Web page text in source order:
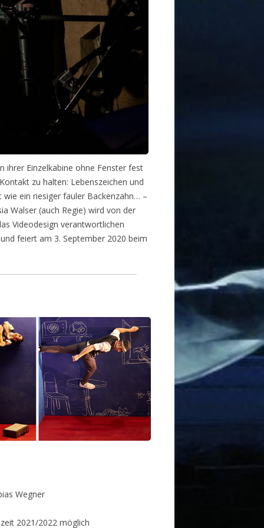
ihrer Einzelkabine ohne Fenster fest
zu halten: Lebenszeichen und
ein riesiger fauler Backenzahn… –
Walser (auch Regie) wird von der
Videodesign verantwortlichen
feiert am 3. September 2020 beim
Wegner
2021/2022 möglich